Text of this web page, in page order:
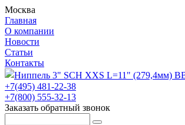
Москва
Главная
О компании
Новости
Статьи
Контакты
+7(495) 481-22-38
+7(800) 555-32-13
Заказать обратный звонок